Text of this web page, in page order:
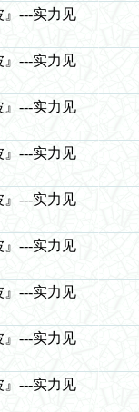
---实力见
---实力见
---实力见
---实力见
---实力见
---实力见
---实力见
---实力见
---实力见